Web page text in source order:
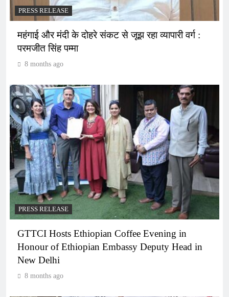
PRESS RELEASE
महंगाई और मंदी के दोहरे संकट से जूझ रहा व्यापारी वर्ग :
परमजीत सिंह पम्मा
8 months ago
PRESS RELEASE
GTTCI Hosts Ethiopian Coffee Evening in
Honour of Ethiopian Embassy Deputy Head in
New Delhi
8 months ago